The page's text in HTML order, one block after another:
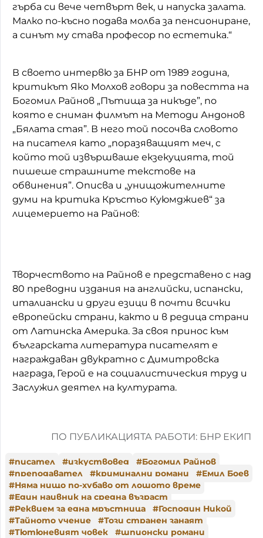
гърба си вече четвърт век, и напуска залата.
Малко по-късно подава молба за пенсиониране,
а синът му става професор по естетика.“
В своето интервю за БНР от 1989 година,
критикът Яко Молхов говори за повестта на
Богомил Райнов „Пътища за никъде”, по
която е сниман филмът на Методи Андонов
„Бялата стая”. В него той посочва словото
на писателя като „поразяващият меч, с
който той извършваше екзекуцията, той
пишеше страшните текстове на
обвинения”. Описва и „унищожителните
думи на критика Кръстьо Куюмджиев“ за
лицемерието на Райнов:
Творчеството на Райнов е представено с над
80 преводни издания на английски, испански,
италиански и други езици в почти всички
европейски страни, както и в редица страни
от Латинска Америка. За своя принос към
българската литература писателят е
награждаван двукратно с Димитровска
награда, Герой е на социалистическия труд и
Заслужил деятел на културата.
ПО ПУБЛИКАЦИЯТА РАБОТИ: БНР ЕКИП
#писател #изкуствовед #Богомил Райнов
#преподавател #криминални романи #Емил Боев
#Няма нищо по-хубаво от лошото време
#Един наивник на средна възраст
#Реквием за една мръстница #Господин Никой
#Тайното учение #Този странен занаят
#Тютюневият човек #шпионски романи